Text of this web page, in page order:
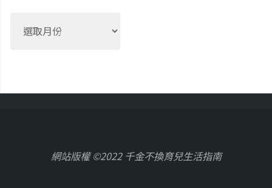
網站版權 ©2022 千金不換育兒生活指南